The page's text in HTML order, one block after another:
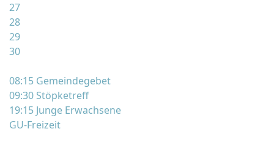
27
28
29
30
08:15 Gemeindegebet
09:30 Stöpketreff
19:15 Junge Erwachsene
GU-Freizeit